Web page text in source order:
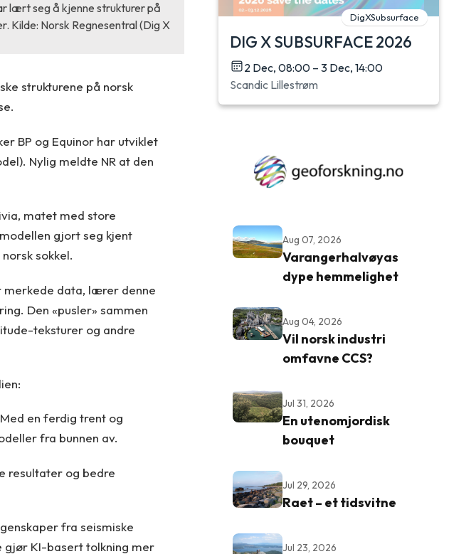
lært seg å kjenne strukturer på
Kilde: Norsk Regnesentral (Dig X
strukturene på norsk
BP og Equinor har utviklet
Nylig meldte NR at den
matet med store
gjort seg kjent
sokkel.
merkede data, lærer denne
Den «pusler» sammen
teksturer og andre
en ferdig trent og
fra bunnen av.
resultater og bedre
fra seismiske
gjør KI-basert tolkning mer
DigXSubsurface
DIG X SUBSURFACE 2026
2 Dec, 08:00 – 3 Dec, 14:00
Scandic Lillestrøm
Aug 07, 2026
Varangerhalvøyas
dype hemmelighet
Aug 04, 2026
Vil norsk industri
omfavne CCS?
Jul 31, 2026
En utenomjordisk
bouquet
Jul 29, 2026
Raet – et tidsvitne
Jul 23, 2026